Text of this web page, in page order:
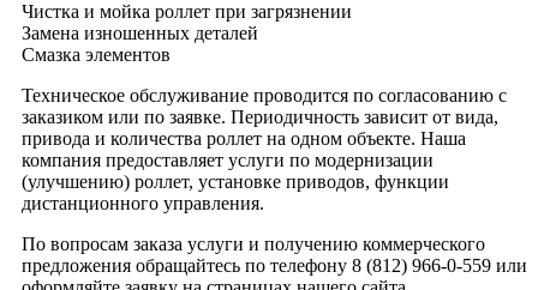
Чистка и мойка роллет при загрязнении
Замена изношенных деталей
Смазка элементов
Техническое обслуживание проводится по согласованию с
заказиком или по заявке. Периодичность зависит от вида,
привода и количества роллет на одном объекте. Наша
компания предоставляет услуги по модернизации
(улучшению) роллет, установке приводов, функции
дистанционного управления.
По вопросам заказа услуги и получению коммерческого
предложения обращайтесь по телефону 8 (812) 966-0-559 или